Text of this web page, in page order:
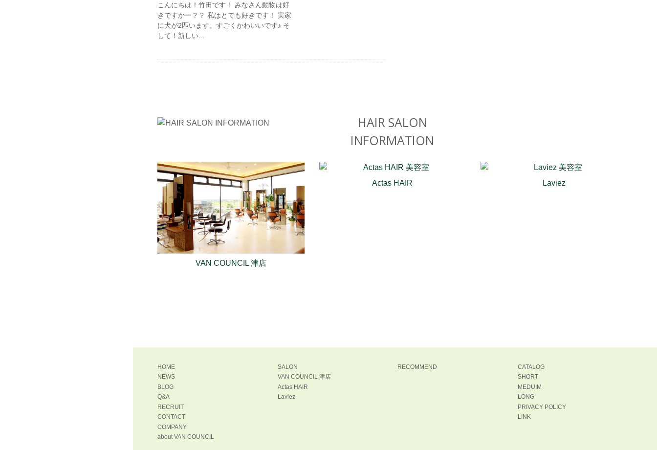
こんにちは！竹田です！ みなさん動物は好
きですかー？？ 私はとても好きです！ 実家
に犬が2匹います。すごくかわいいです♪ そ
して！新しい...
HAIR SALON
INFORMATION
VAN COUNCIL 津店
Actas HAIR Laviez
HOME
NEWS
BLOG
Q&A
RECRUIT
CONTACT
COMPANY
about VAN COUNCIL
SALON
VAN COUNCIL 津店
Actas HAIR
Laviez
RECOMMEND
CATALOG
SHORT
MEDUIM
LONG
PRIVACY POLICY
LINK